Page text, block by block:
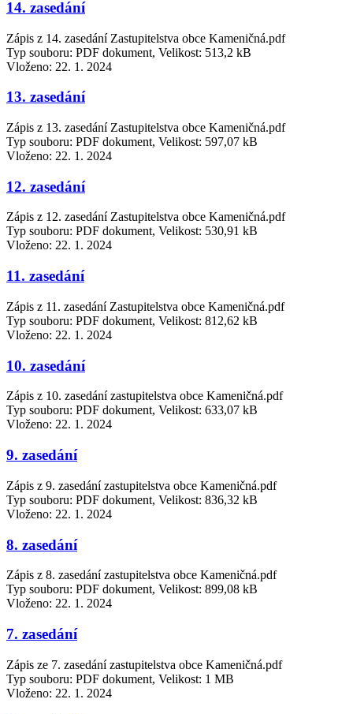
14. zasedání
Zápis z 14. zasedání Zastupitelstva obce Kameničná.pdf
Typ souboru: PDF dokument, Velikost: 513,2 kB
Vloženo: 22. 1. 2024
13. zasedání
Zápis z 13. zasedání Zastupitelstva obce Kameničná.pdf
Typ souboru: PDF dokument, Velikost: 597,07 kB
Vloženo: 22. 1. 2024
12. zasedání
Zápis z 12. zasedání Zastupitelstva obce Kameničná.pdf
Typ souboru: PDF dokument, Velikost: 530,91 kB
Vloženo: 22. 1. 2024
11. zasedání
Zápis z 11. zasedání Zastupitelstva obce Kameničná.pdf
Typ souboru: PDF dokument, Velikost: 812,62 kB
Vloženo: 22. 1. 2024
10. zasedání
Zápis z 10. zasedání zastupitelstva obce Kameničná.pdf
Typ souboru: PDF dokument, Velikost: 633,07 kB
Vloženo: 22. 1. 2024
9. zasedání
Zápis z 9. zasedání zastupitelstva obce Kameničná.pdf
Typ souboru: PDF dokument, Velikost: 836,32 kB
Vloženo: 22. 1. 2024
8. zasedání
Zápis z 8. zasedání zastupitelstva obce Kameničná.pdf
Typ souboru: PDF dokument, Velikost: 899,08 kB
Vloženo: 22. 1. 2024
7. zasedání
Zápis ze 7. zasedání zastupitelstva obce Kameničná.pdf
Typ souboru: PDF dokument, Velikost: 1 MB
Vloženo: 22. 1. 2024